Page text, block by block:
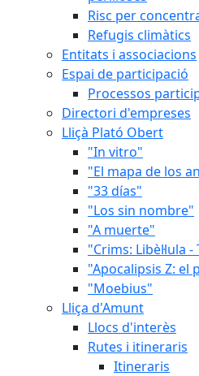
Risc per
Refugis climàtics
Entitats i associacions
Espai de participació
Processos
Directori d'empreses
Lliçà Plató Obert
"In vitro"
"El mapa de los
"33 días"
"Los sin nombre"
"A muerte"
"Crims: Libèl·lula
"Apocalipsis Z: el
"Moebius"
Lliça d'Amunt
Llocs d'interès
Rutes i itineraris
Itineraris